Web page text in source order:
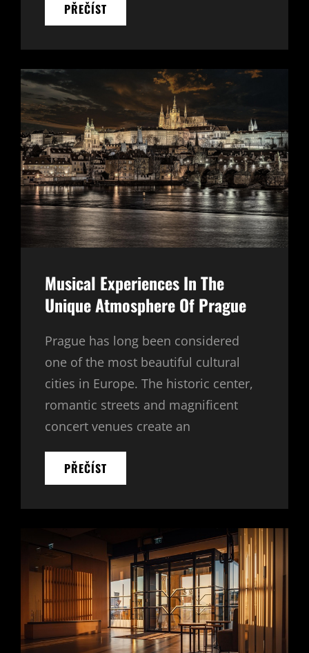
PŘEČÍST
DĚTSKÝCH
KTERÉ
Musical Experiences In The
Unique Atmosphere Of Prague
Prague has long been considered
one of the most beautiful cultural
cities in Europe. The historic center,
romantic streets and magnificent
concert venues create an
PŘEČÍST
EXPERIENCES
THE
ATMOSPHERE
OF
PRAGUE